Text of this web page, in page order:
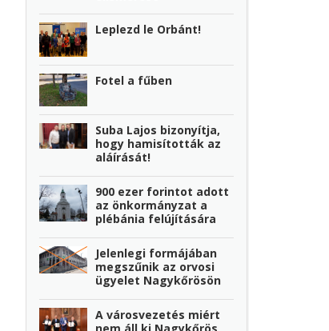
Leplezd le Orbánt!
Fotel a fűben
Suba Lajos bizonyítja,
hogy hamisították az
aláírását!
900 ezer forintot adott
az önkormányzat a
plébánia felújítására
Jelenlegi formájában
megszűnik az orvosi
ügyelet Nagykőrösön
A városvezetés miért